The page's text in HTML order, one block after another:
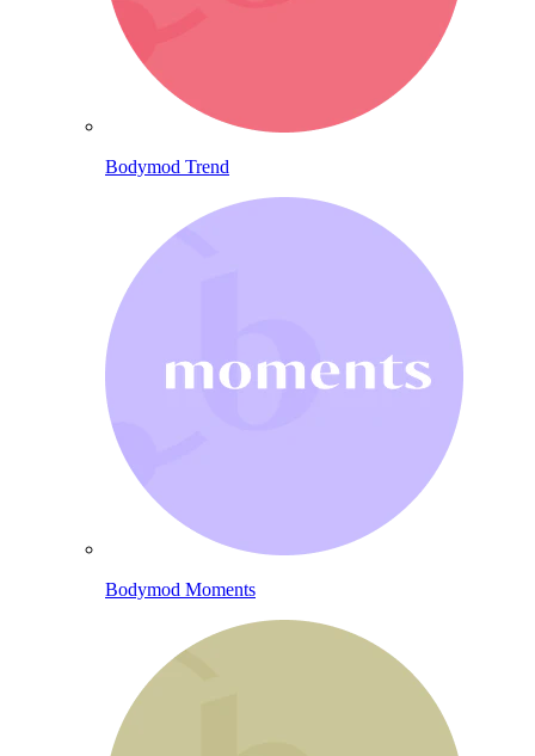
Bodymod Trend
Bodymod Moments